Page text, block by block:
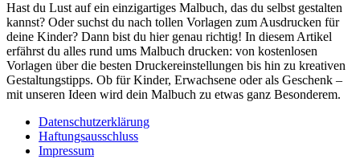
Hast du Lust auf ein einzigartiges Malbuch, das du selbst gestalten
kannst? Oder suchst du nach tollen Vorlagen zum Ausdrucken für
deine Kinder? Dann bist du hier genau richtig! In diesem Artikel
erfährst du alles rund ums Malbuch drucken: von kostenlosen
Vorlagen über die besten Druckereinstellungen bis hin zu kreativen
Gestaltungstipps. Ob für Kinder, Erwachsene oder als Geschenk –
mit unseren Ideen wird dein Malbuch zu etwas ganz Besonderem.
Datenschutzerklärung
Haftungsausschluss
Impressum